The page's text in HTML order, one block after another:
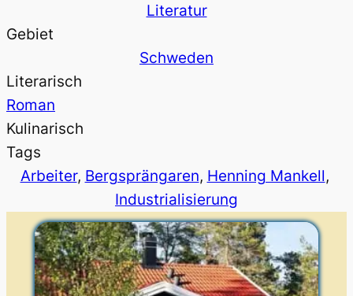
Literatur
Gebiet
Schweden
Literarisch
Roman
Kulinarisch
Tags
Arbeiter, Bergsprängaren, Henning Mankell
Industrialisierung